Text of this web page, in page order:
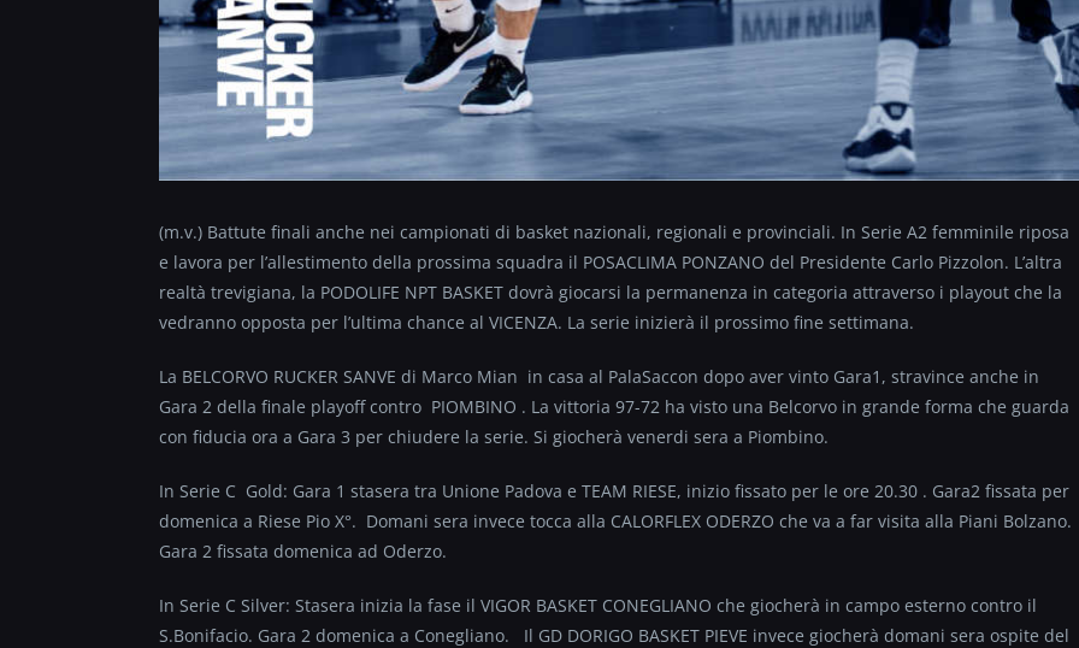
(m.v.) Battute finali anche nei campionati di basket nazionali, regionali e provinciali. In Serie A2 femminile riposa
e lavora per l’allestimento della prossima squadra il POSACLIMA PONZANO del Presidente Carlo Pizzolon. L’altra
realtà trevigiana, la PODOLIFE NPT BASKET dovrà giocarsi la permanenza in categoria attraverso i playout che la
vedranno opposta per l’ultima chance al VICENZA. La serie inizierà il prossimo fine settimana.
La BELCORVO RUCKER SANVE di Marco Mian in casa al PalaSaccon dopo aver vinto Gara1, stravince anche in
Gara 2 della finale playoff contro PIOMBINO . La vittoria 97-72 ha visto una Belcorvo in grande forma che guarda
con fiducia ora a Gara 3 per chiudere la serie. Si giocherà venerdi sera a Piombino.
In Serie C Gold: Gara 1 stasera tra Unione Padova e TEAM RIESE, inizio fissato per le ore 20.30 . Gara2 fissata per
domenica a Riese Pio X°. Domani sera invece tocca alla CALORFLEX ODERZO che va a far visita alla Piani Bolzano.
Gara 2 fissata domenica ad Oderzo.
In Serie C Silver: Stasera inizia la fase il VIGOR BASKET CONEGLIANO che giocherà in campo esterno contro il
S.Bonifacio. Gara 2 domenica a Conegliano. Il GD DORIGO BASKET PIEVE invece giocherà domani sera ospite del